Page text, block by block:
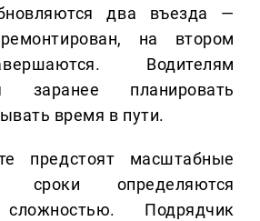
два въезда —
на втором
Водителям
заранее планировать
время в пути.
предстоят масштабные
определяются
сложностью. Подрядчик